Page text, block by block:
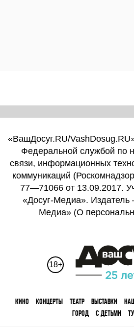
«ВашДосуг.RU/
Федеральной службой по
связи, информационных
коммуникаций
77—71066 от 13.09.2017.
«Досуг-Медиа».
Медиа» (О
18+
КИНО КОНЦЕРТЫ ТЕАТР ВЫСТАВКИ
ГОРОД
С ДЕТЬМИ